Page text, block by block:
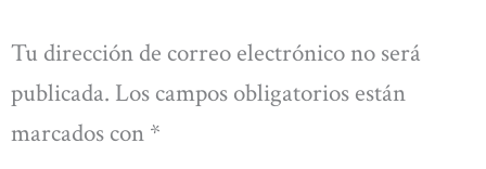
Tu dirección de correo electrónico no será
publicada. Los campos obligatorios están
marcados con *